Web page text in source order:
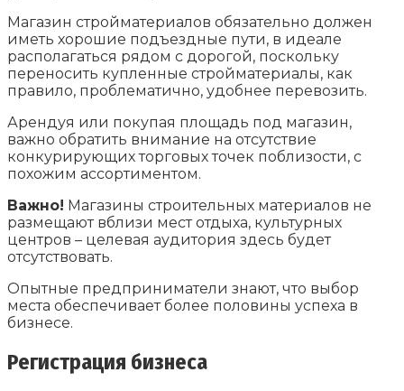
Магазин стройматериалов обязательно должен
иметь хорошие подъездные пути, в идеале
располагаться рядом с дорогой, поскольку
переносить купленные стройматериалы, как
правило, проблематично, удобнее перевозить.
Арендуя или покупая площадь под магазин,
важно обратить внимание на отсутствие
конкурирующих торговых точек поблизости, с
похожим ассортиментом.
Важно! Магазины строительных материалов не
размещают вблизи мест отдыха, культурных
центров – целевая аудитория здесь будет
отсутствовать.
Опытные предприниматели знают, что выбор
места обеспечивает более половины успеха в
бизнесе.
Регистрация бизнеса